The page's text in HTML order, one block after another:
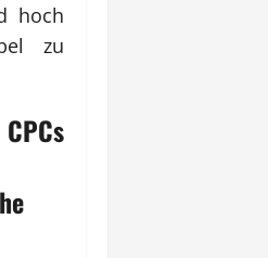
hoch
zu